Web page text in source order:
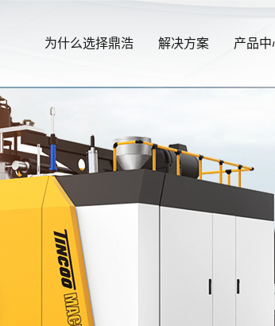
为什么选择鼎浩 解决方案 产品中